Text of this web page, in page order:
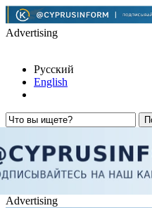
Advertising
Русский
English
Advertising